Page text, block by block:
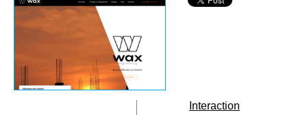
Interaction